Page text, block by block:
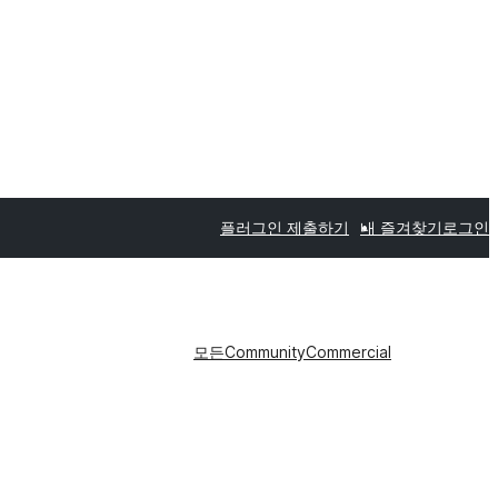
플러그인 제출하기 내 즐겨찾기 로그인
모든CommunityCommercial